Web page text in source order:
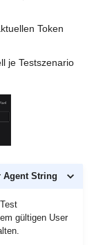
Token
je Testszenario
Agent String
gültigen User